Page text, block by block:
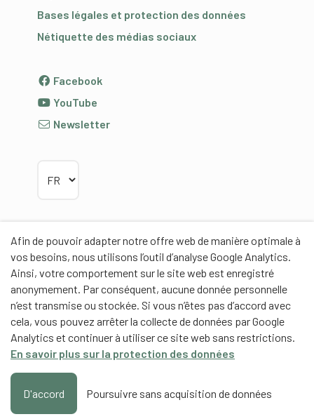
Afin de pouvoir adapter notre offre web de manière optimale à
vos besoins, nous utilisons l’outil d’analyse Google Analytics.
Ainsi, votre comportement sur le site web est enregistré
anonymement. Par conséquent, aucune donnée personnelle
n’est transmise ou stockée. Si vous n’êtes pas d’accord avec
cela, vous pouvez arrêter la collecte de données par Google
Analytics et continuer à utiliser ce site web sans restrictions.
En savoir plus sur la protection des données
D'accord Poursuivre sans acquisition de données
Bases légales et protection des données
Nétiquette des médias sociaux
Facebook
YouTube
Newsletter
Partenaires
Partenaires de contenus
Formation des entraîneurs Suisse